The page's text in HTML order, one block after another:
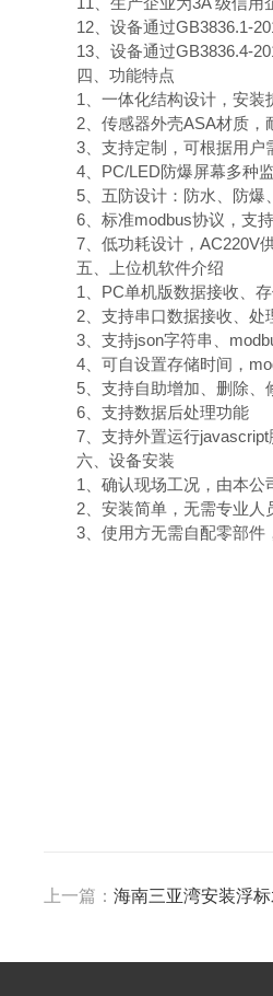
12、设备通过GB3836.1-
13、设备通过GB3836.4-
四、功能特点
1、一体化结构设计，安装
2、传感器外壳ASA材质，
3、支持定制，可根据用户
4、PC/LED防爆屏幕多种
5、五防设计：防水、防爆
6、标准modbus协议，支
7、低功耗设计，AC220V
五、上位机软件介绍
1、PC单机版数据接收、
2、支持串口数据接收、处
3、支持json字符串、
4、可自设置存储时间，
5、支持自助增加、删除
6、支持数据后处理功能
7、支持外置运行javascript
六、设备安装
1、确认现场工况，由本公
2、安装简单，无需专业人
3、使用方无需自配零部件
上一篇：海南三亚湾安装浮